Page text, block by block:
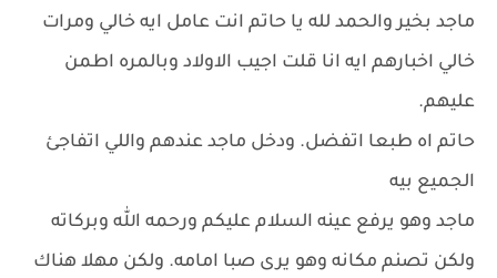
ماجد بخير والحمد لله يا حاتم انت عامل ايه خالي ومرات
خالي اخبارهم ايه انا قلت اجيب الاولاد وبالمره اطمن
عليهم.
حاتم اه طبعا اتفضل. ودخل ماجد عندهم واللي اتفاجئ
الجميع بيه
ماجد وهو يرفع عينه السلام عليكم ورحمه الله وبركاته
ولكن تصنم مكانه وهو يرى صبا امامه. ولكن مهلا هناك